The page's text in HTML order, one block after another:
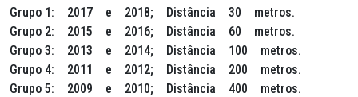
Grupo 1: 2017 e 2018; Distância 30 metros.
Grupo 2: 2015 e 2016; Distância 60 metros.
Grupo 3: 2013 e 2014; Distância 100 metros.
Grupo 4: 2011 e 2012; Distância 200 metros.
Grupo 5: 2009 e 2010; Distância 400 metros.